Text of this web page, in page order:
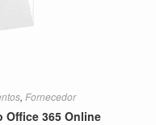
, Fornecedor
Office 365 Online